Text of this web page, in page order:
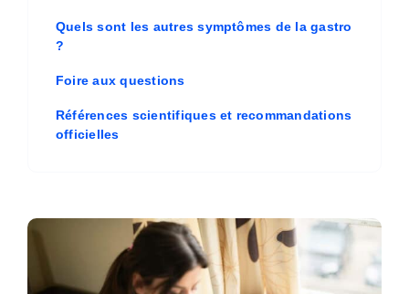
Quels sont les autres symptômes de la gastro
?
Foire aux questions
Références scientifiques et recommandations
officielles